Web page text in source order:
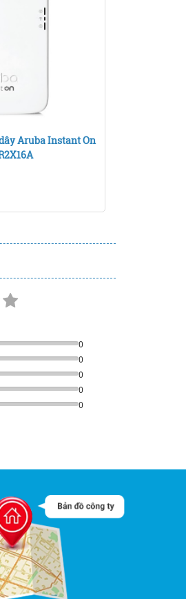
Aruba Instant On
0
0
0
0
0